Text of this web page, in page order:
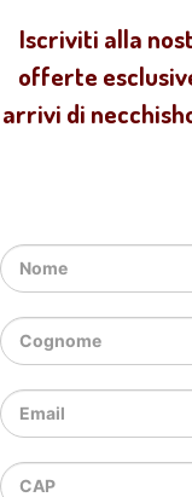
Iscriviti alla
offerte
arrivi di